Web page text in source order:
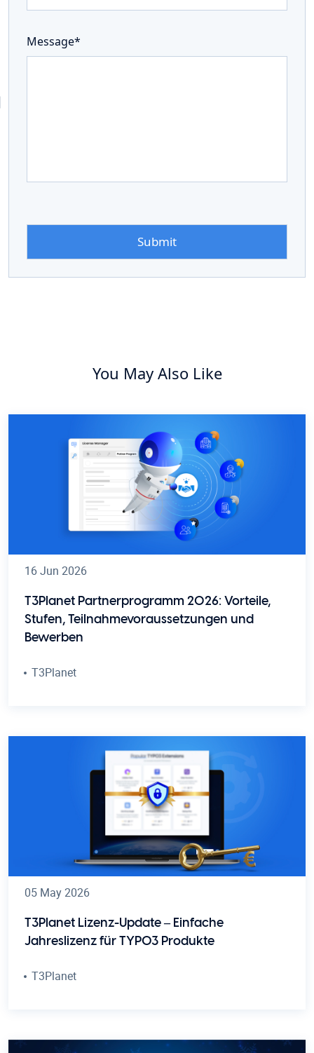
Message*
You May Also Like
16 Jun 2026
T3Planet Partnerprogramm 2026: Vorteile,
Stufen, Teilnahmevoraussetzungen und
Bewerben
T3Planet
05 May 2026
T3Planet Lizenz-Update – Einfache
Jahreslizenz für TYPO3 Produkte
T3Planet